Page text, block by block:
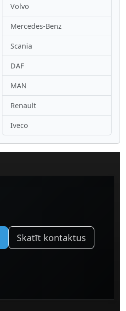
Volvo
Mercedes-Benz
Scania
DAF
MAN
Renault
Iveco
Skatīt kontaktus